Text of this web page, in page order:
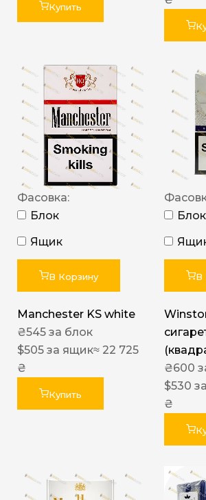
Купить
Фасовка:
Блок
Ящик
В Корзину
Manchester KS white
₴545 за блок
$505 за ящик≈ 22 725
₴
Купить
Блок
В
₴600
$530
₴